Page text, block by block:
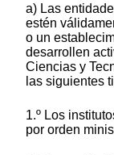
a) Las
estén
o un
desarrollen
Ciencias y
las siguientes
1.º Los
por orden